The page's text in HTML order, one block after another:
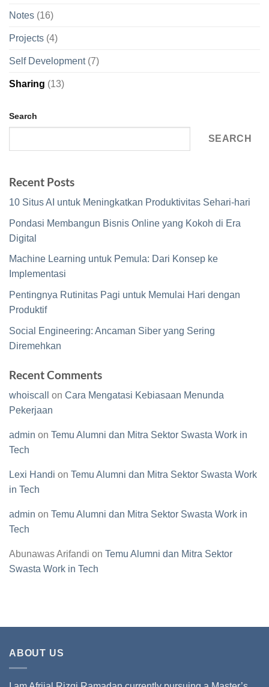
Notes (16)
Projects (4)
Self Development(7)
Sharing (13)
Search
SEARCH
Recent Posts
10 Situs AI untuk Meningkatkan Produktivitas Sehari-hari
Pondasi Membangun Bisnis Online yang Kokoh di Era
Digital
Machine Learning untuk Pemula: Dari Konsep ke
Implementasi
Pentingnya Rutinitas Pagi untuk Memulai Hari dengan
Produktif
Social Engineering: Ancaman Siber yang Sering
Diremehkan
Recent Comments
whoiscall on Cara Mengatasi Kebiasaan Menunda
Pekerjaan
admin on Temu Alumni dan Mitra Sektor Swasta Work in
Tech
Lexi Handi on Temu Alumni dan Mitra Sektor Swasta Work
in Tech
admin on Temu Alumni dan Mitra Sektor Swasta Work in
Tech
Abunawas Arifandi on Temu Alumni dan Mitra Sektor
Swasta Work in Tech
ABOUT US